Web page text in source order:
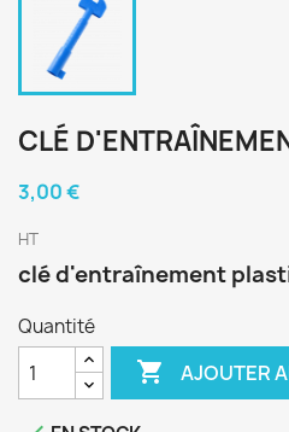
CLÉ
3,00 €
HT
clé d'entraînement
Quantité
 AJOUTER